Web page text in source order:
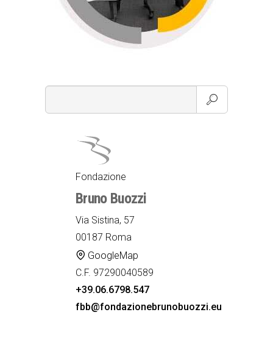
Fondazione
Bruno Buozzi
Via Sistina, 57
00187 Roma
GoogleMap
C.F. 97290040589
+39.06.6798.547
fbb@fondazionebrunobuozzi.eu